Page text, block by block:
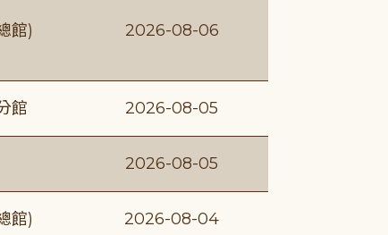
館) 2026-08-06
館 2026-08-05
2026-08-05
館) 2026-08-04